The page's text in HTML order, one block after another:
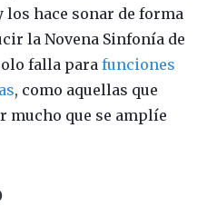
hace sonar de forma
la Novena Sinfonía de
falla para funciones
, como aquellas que
mucho que se amplíe